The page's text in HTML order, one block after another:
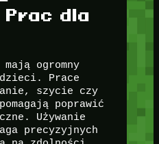
Prac dla
ogromny
dzieci. Prace
szycie czy
poprawić
Używanie
precyzyjnych